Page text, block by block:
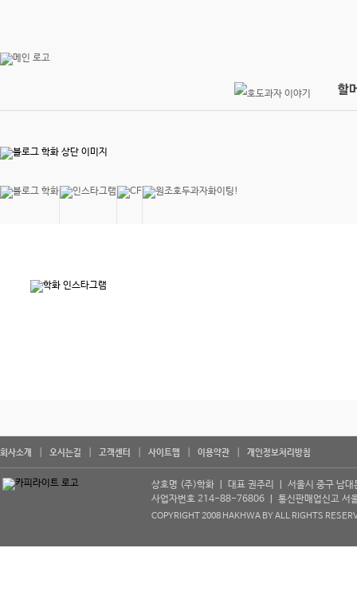
회사소개 오시는길 고객센터 사이트맵 이용약관 개인정보처리방침
상호명 (주)학화 ㅣ 대표 권주리 ㅣ 서울시 중구
사업자번호 214-88-76806 ㅣ 통신판매업신고
COPYRIGHT 2008 HAKHWA BY ALL RIGHTS